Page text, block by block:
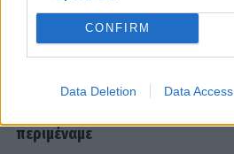
CONFIRM
Data Deletion Data Access
Φωτοπούλου- Ρουμελιώτη-
Άνεσις
περιμέναμε